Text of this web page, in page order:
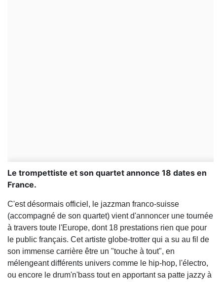
Le trompettiste et son quartet annonce 18 dates en
France.
C'est désormais officiel, le jazzman franco-suisse
(accompagné de son quartet) vient d'annoncer une tournée
à travers toute l'Europe, dont 18 prestations rien que pour
le public français. Cet artiste globe-trotter qui a su au fil de
son immense carrière être un "touche à tout", en
mélengeant différents univers comme le hip-hop, l'électro,
ou encore le drum'n'bass tout en apportant sa patte jazzy à